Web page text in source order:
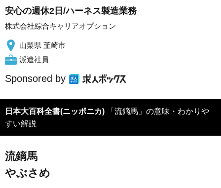
安心の週休2日/ハーネス製造業務
株式会社綜合キャリアオプション
山梨県 韮崎市
派遣社員
Sponsored by
日本大百科全書(ニッポニカ)
すい解説
流鏑馬
やぶさめ